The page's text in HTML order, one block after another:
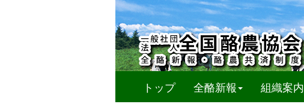
トップ 全酪新報(current)組織案内